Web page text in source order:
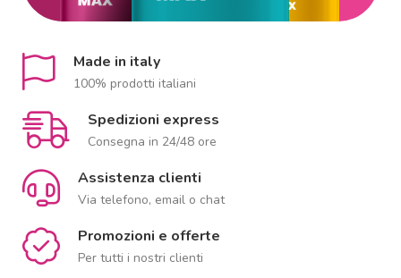
Made in italy
100% prodotti italiani
Spedizioni express
Consegna in 24/48 ore
Assistenza clienti
Via telefono, email o chat
Promozioni e offerte
Per tutti i nostri clienti